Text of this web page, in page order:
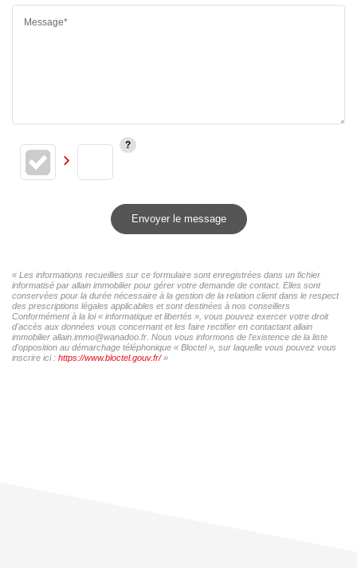
Message*
Envoyer le message
« Les informations recueillies sur ce formulaire sont enregistrées dans un fichier
informatisé par allain immobilier pour gérer votre demande de contact. Elles sont
conservées pour la durée nécessaire à la gestion de la relation client dans le respect
des prescriptions légales applicables et sont destinées à nos conseillers
Conformément à la loi « informatique et libertés », vous pouvez exercer votre droit
d'accès aux données vous concernant et les faire rectifier en contactant allain
immobilier allain.immo@wanadoo.fr. Nous vous informons de l'existence de la liste
d'opposition au démarchage téléphonique « Bloctel », sur laquelle vous pouvez vous
inscrire ici : https://www.bloctel.gouv.fr/»